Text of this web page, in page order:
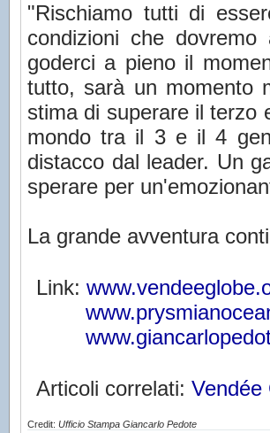
"Rischiamo tutti di
condizioni che
goderci a pieno il
tutto, sarà un momento
stima di superare il terzo
mondo tra il 3 e il 4
distacco dal leader. Un
sperare per
La grande avventura
Link:
Articoli correlati: Vendée
Credit: Ufficio Stampa Giancarlo Pedote